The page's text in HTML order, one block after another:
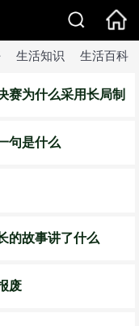
生活知识 生活百科
赛为什么采用长局制
句是什么
的故事讲了什么
废